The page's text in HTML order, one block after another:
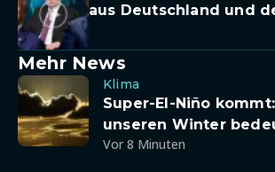
aus Deutschland und
Mehr News
Klima
Super-El-Niño
unseren Winter
Vor 8 Minuten